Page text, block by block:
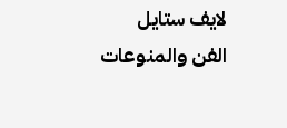
لايف ستايل
الفن والمنوعات